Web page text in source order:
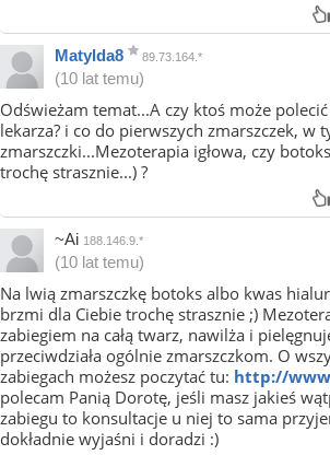
Matylda8 89.73.164.*
(10 lat temu)
Odświeżam temat...A czy ktoś może
lekarza? i co do pierwszych zmarszczek, w
zmarszczki...Mezoterapia igłowa, czy
trochę strasznie...) ?
~Ai 188.146.9.*
(10 lat temu)
Na lwią zmarszczkę botoks albo kwas
brzmi dla Ciebie trochę strasznie ;)
zabiegiem na całą twarz, nawilża i
przeciwdziała ogólnie zmarszczkom. O
zabiegach możesz poczytać tu: http://
polecam Panią Dorotę, jeśli masz jakieś
zabiegu to konsultacje u niej to sama
dokładnie wyjaśni i doradzi :)